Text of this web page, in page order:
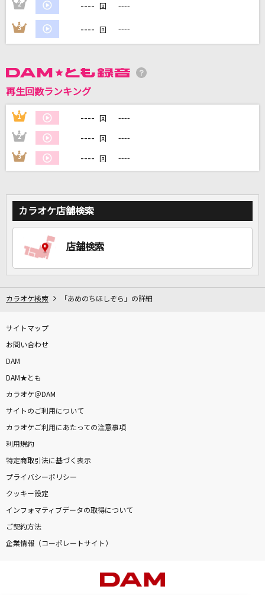
カラオケ最新情報をチェック！
2 ---- 回 ----
3 ---- 回 ----
再生回数ランキング
1 ---- 回 ----
2 ---- 回 ----
3 ---- 回 ----
カラオケ店舗検索
店舗検索
カラオケ検索 「あめのちほしぞら」の詳細
サイトマップ
お問い合わせ
DAM
DAM★とも
カラオケ＠DAM
サイトのご利用について
カラオケご利用にあたっての注意事項
利用規約
特定商取引法に基づく表示
プライバシーポリシー
クッキー設定
インフォマティブデータの取得について
ご契約方法
企業情報（コーポレートサイト）